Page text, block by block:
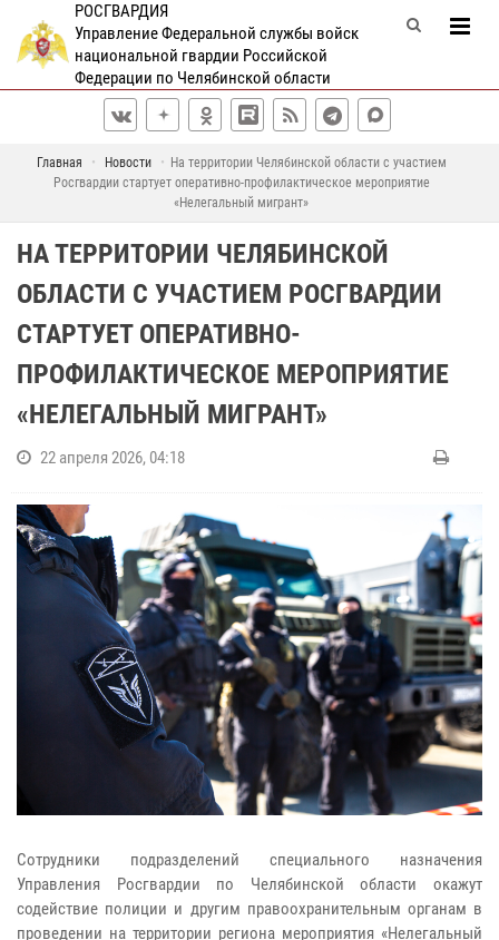
РОСГВАРДИЯ
Управление Федеральной службы войск
национальной гвардии Российской
Федерации по Челябинской области
Главная Новости
На территории Челябинской области с участием
Росгвардии стартует оперативно-профилактическое мероприятие
«Нелегальный мигрант»
НА ТЕРРИТОРИИ ЧЕЛЯБИНСКОЙ
ОБЛАСТИ С УЧАСТИЕМ РОСГВАРДИИ
СТАРТУЕТ ОПЕРАТИВНО-
ПРОФИЛАКТИЧЕСКОЕ МЕРОПРИЯТИЕ
«НЕЛЕГАЛЬНЫЙ МИГРАНТ»
22 апреля 2026, 04:18
Сотрудники подразделений специального назначения
Управления Росгвардии по Челябинской области окажут
содействие полиции и другим правоохранительным органам в
проведении на территории региона мероприятия «Нелегальный